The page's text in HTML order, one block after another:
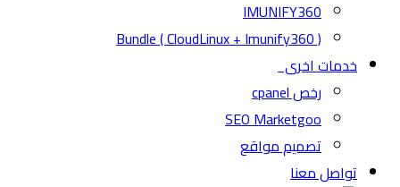
IMUNIFY360
( CloudLinux + Imunify360 ) Bundle
خدمات اخرى
رخص cpanel
SEO Marketgoo
تصميم مواقع
تواصل معنا